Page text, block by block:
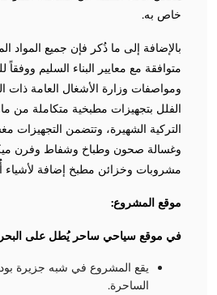
خاص به.
بالإضافة إلى ما ذُكر فإن جميع المواد
متوافقة مع معايير البناء السليم ووفقاً
ومواصفات وزارة الأشغال العامة ذات
التركية الشهيرة، وتتضمن التجهيزات
وغسالة صحون وطباخ وشفاط وفرن
مشروبات وخزائن مطبخ إضافة لأشياء
موقع المشروع:
في موقع سياحي ساحر يُطل على البحر
يقع المشروع في شبه جزيرة
الساحرة.